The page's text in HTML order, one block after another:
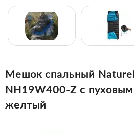
Мешок спальный
NH19W400-Z с пуховым
желтый